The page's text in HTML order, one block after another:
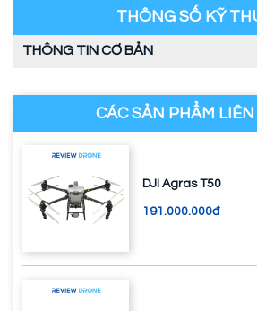
THÔNG SỐ KỸ
THÔNG TIN CƠ BẢN
CÁC SẢN PHẨM
DJI Agras T50
191.000.000đ